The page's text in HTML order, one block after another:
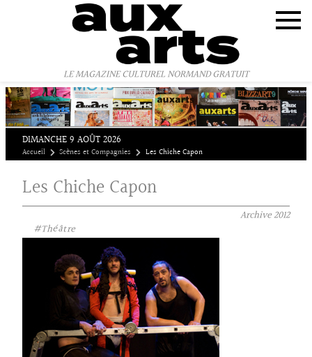
LE MAGAZINE CULTUREL NORMAND GRATUIT
DIMANCHE 9 AOÛT 2026
Accueil Scènes et Compagnies Les Chiche Capon
Les Chiche Capon
Archive2012
#Théâtre
Panneau de gestion des cookies